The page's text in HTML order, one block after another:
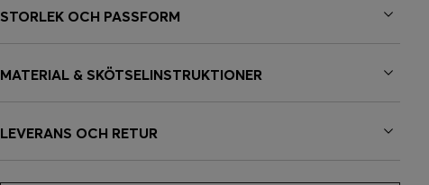
STORLEK OCH PASSFORM
MATERIAL & SKÖTSELINSTRUKTIONER
LEVERANS OCH RETUR